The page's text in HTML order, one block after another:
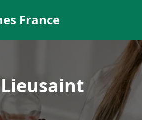
France